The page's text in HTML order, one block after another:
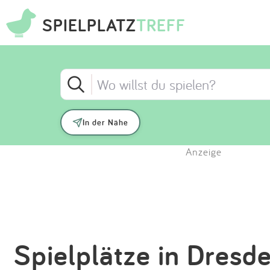
SPIELPLATZTREFF
In der Nähe
Anzeige
Spielplätze in